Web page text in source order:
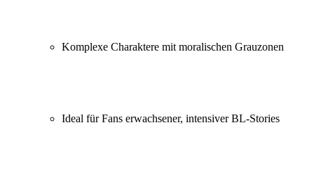
Komplexe Charaktere mit moralischen Grauzonen
Ideal für Fans erwachsener, intensiver BL-Stories